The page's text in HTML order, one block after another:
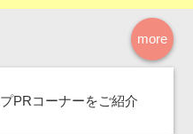
more
PRコーナーをご紹介